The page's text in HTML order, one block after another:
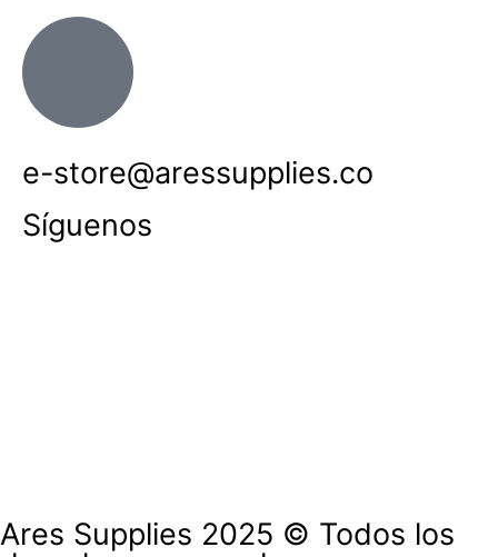
e-store@aressupplies.co
Síguenos
Ares Supplies 2025 © Todos los